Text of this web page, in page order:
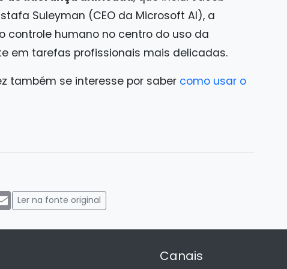
Suleyman (CEO da Microsoft AI), a
controle humano no centro do uso da
em tarefas profissionais mais delicadas.
também se interesse por saber como usar o
Email
Ler na fonte original
Canais